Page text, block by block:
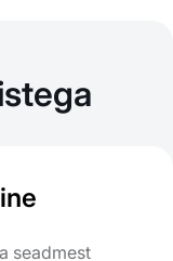
seadmest